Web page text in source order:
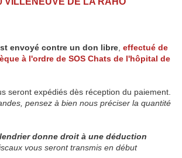
envoyé contre un don libre effectué de
à l'ordre de SOS Chats de l'hôpital de
seront expédiés dès réception du paiement.
pensez à bien nous préciser la quantité
donne droit à une déduction
vous seront transmis en début